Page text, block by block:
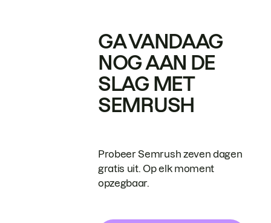
GA VANDAAG
NOG AAN DE
SLAG MET
SEMRUSH
Probeer Semrush zeven dagen
gratis uit. Op elk moment
opzegbaar.